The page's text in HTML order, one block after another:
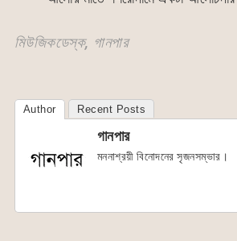
মিউজিকডেস্ক, গানপার
Author Recent Posts
গানপার
মননাশ্রয়ী বিনোদনের সৃজনসম্ভার।